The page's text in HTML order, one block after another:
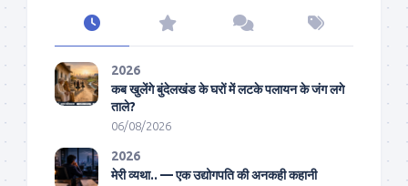
2026
कब खुलेंगे बुंदेलखंड के घरों में लटके पलायन के जंग लगे
ताले?
06/08/2026
2026
मेरी व्यथा.. — एक उद्योगपति की अनकही कहानी